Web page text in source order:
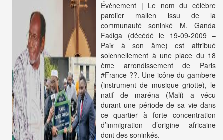
Évènement | Le nom du célèbre
parolier malien issu de la
communauté soninké M. Ganda
Fadiga (décédé le 19-09-2009 –
Paix à son âme) est attribué
solennellement à une place du 18
ème arrondissement de Paris
#France ??. Une icône du gambere
(instrument de musique griotte), le
natif de maréna (Mali) a vécu
durant une période de sa vie dans
ce quartier à forte concentration
d’immigration d’origine africaine
dont des soninkés.